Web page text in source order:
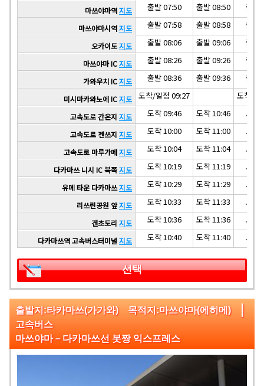
마쓰야마역지도 출발 07:50 출발 08:50 출발
마쓰야마시역지도 출발 07:58 출발 08:58 출발
오카이도지도 출발 08:06 출발 09:06 출발
마쓰야마 IC지도 출발 08:26 출발 09:26 출발
가와우치 IC지도 출발 08:36 출발 09:36 출발
미시마카와노에 IC지도 도착/일정 09:27 도착/일
고속도로 간온지 지도 도착 09:46 도착 10:46 도착
고속도로 젠쓰지 지도 도착 10:00 도착 11:00 도착
고속도로 마루가메지도 도착 10:04 도착 11:04 도착
다카마쓰 니시 IC 북쪽지도 도착 10:19 도착 11:19 도착
유메 타운 다카마쓰지도 도착 10:29 도착 11:29 도착
리쓰린공원 앞지도 도착 10:33 도착 11:33 도착
겐초도리 지도 도착 10:36 도착 11:36 도착
다카마쓰역 고속버스터미널 지도 도착 10:40 도착 11:40 도착
선택
출발지:타카마쓰(가가와) 목적지:마쓰야마(에히메) |
고속버스
마쓰야마－다카마쓰선 봇짱 익스프레스